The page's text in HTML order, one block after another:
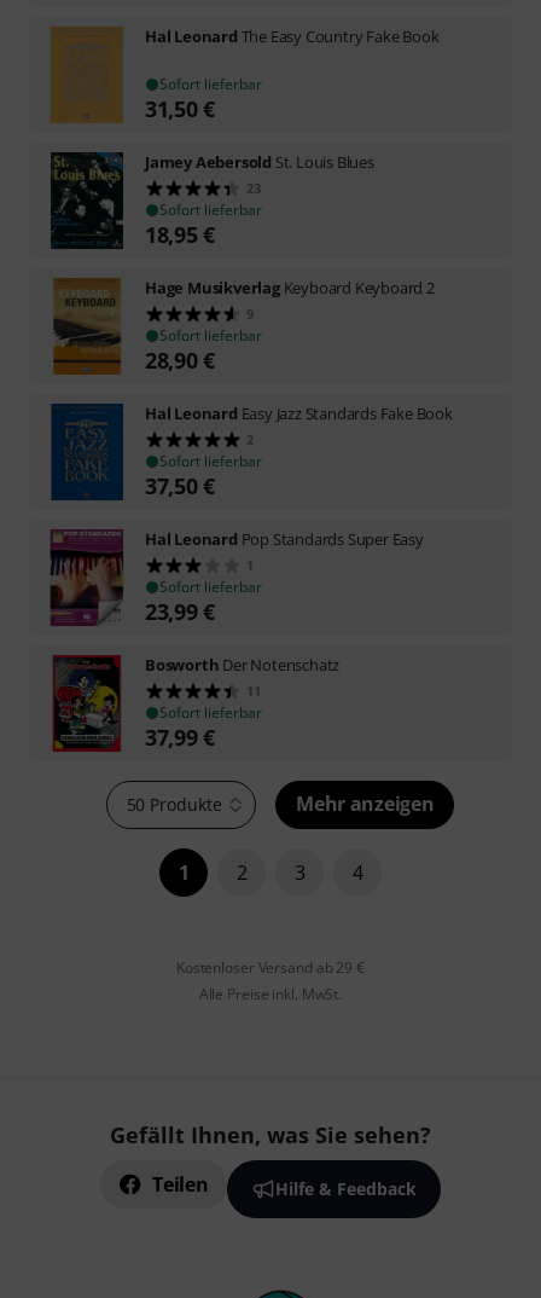
Hal Leonard The Easy Country Fake Book
Sofort lieferbar
31,50€
Jamey Aebersold St. Louis Blues
23
Sofort lieferbar
18,95€
Hage Musikverlag Keyboard Keyboard 2
9
Sofort lieferbar
28,90€
Hal Leonard Easy Jazz Standards Fake Book
2
Sofort lieferbar
37,50€
Hal Leonard Pop Standards Super Easy
1
Sofort lieferbar
23,99€
Bosworth Der Notenschatz
11
Sofort lieferbar
37,99€
50 Produkte Mehr anzeigen
1 2 3 4
Kostenloser Versand ab 29 €
Alle Preise inkl. MwSt.
Gefällt Ihnen, was Sie sehen?
Teilen Hilfe & Feedback